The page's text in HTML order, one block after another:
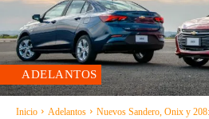
ADELANTOS
Inicio Adelantos
Nuevos Sandero, Onix y